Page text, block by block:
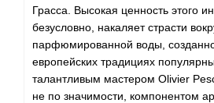
Грасса. Высокая ценность этого
безусловно, накаляет страсти
парфюмированной воды,
европейских традициях
талантливым мастером Olivier
не по значимости, компонентом